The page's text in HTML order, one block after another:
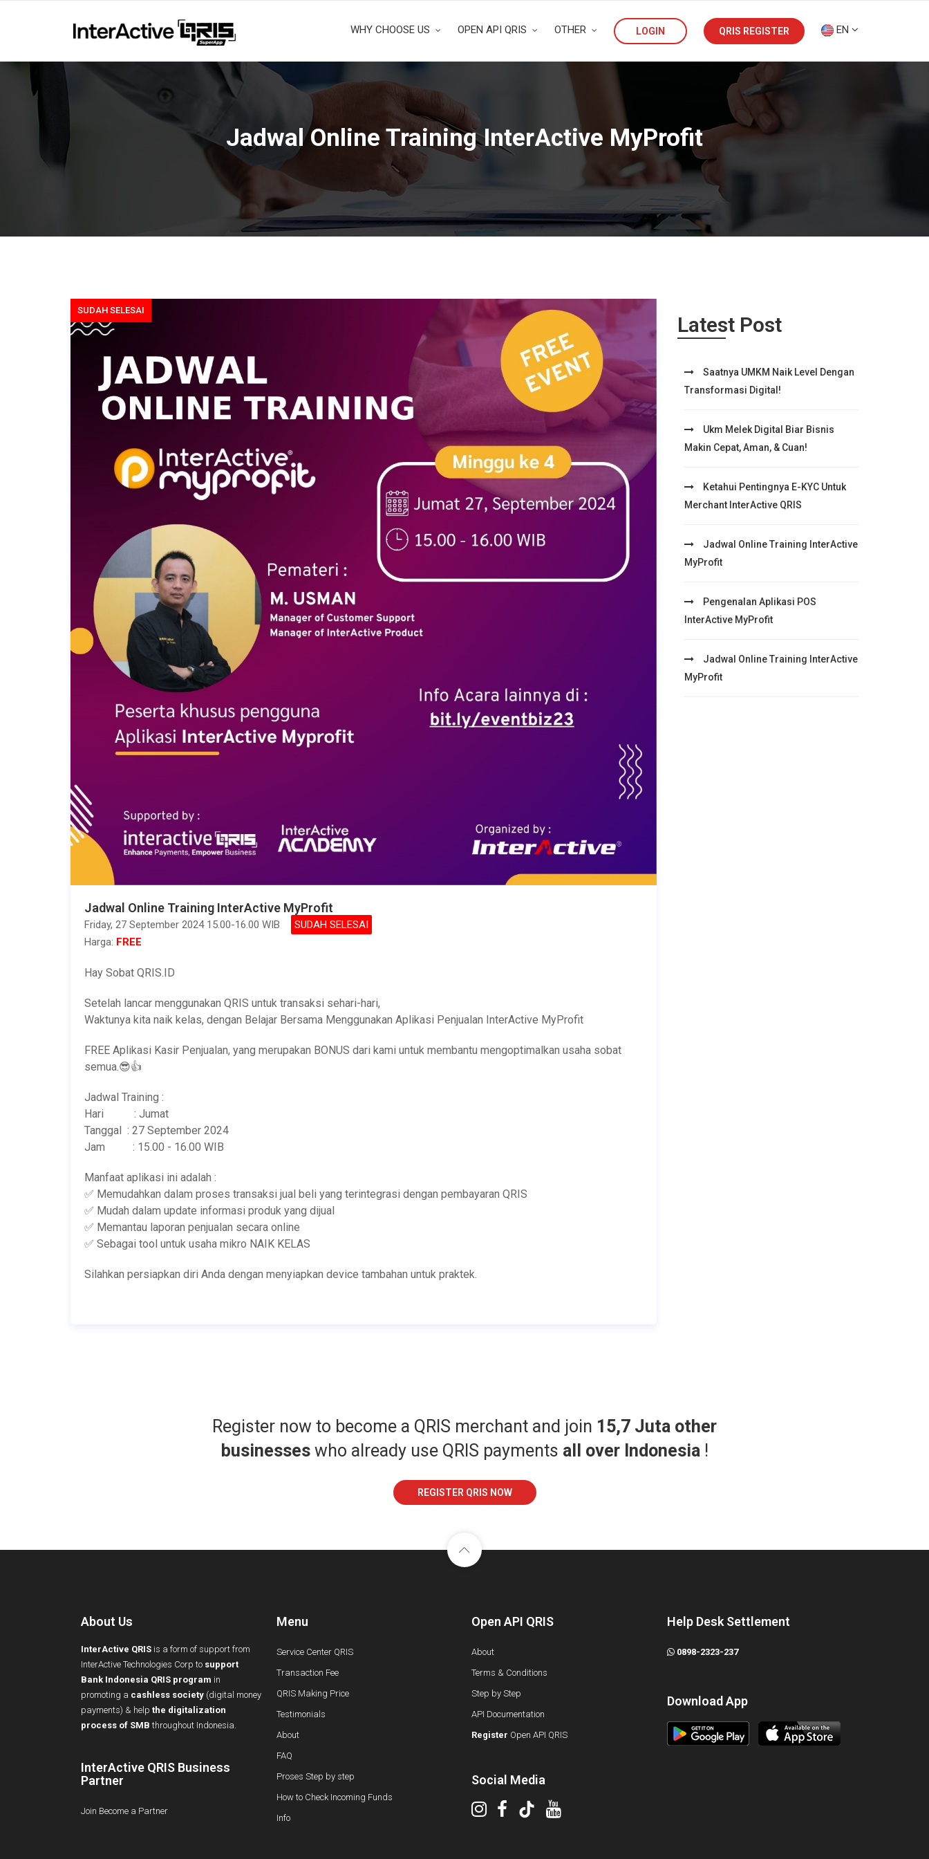
WHY CHOOSE US OPEN API QRIS OTHER LOGIN QRIS REGISTER EN
Jadwal Online Training InterActive MyProfit
SUDAH SELESAI
Jadwal Online Training InterActive MyProfit
Friday, 27 September 2024 15.00-16.00 WIB
SUDAH SELESAI
Harga: FREE
Hay Sobat QRIS.ID
Setelah lancar menggunakan QRIS untuk transaksi sehari-hari,
Waktunya kita naik kelas, dengan Belajar Bersama Menggunakan Aplikasi Penjualan InterActive MyProfit
FREE Aplikasi Kasir Penjualan, yang merupakan BONUS dari kami untuk membantu mengoptimalkan usaha sobat
semua.😎👍
Jadwal Training :
Hari : Jumat
Tanggal : 27 September 2024
Jam : 15.00 - 16.00 WIB
Manfaat aplikasi ini adalah :
✅ Memudahkan dalam proses transaksi jual beli yang terintegrasi dengan pembayaran QRIS
✅ Mudah dalam update informasi produk yang dijual
✅ Memantau laporan penjualan secara online
✅ Sebagai tool untuk usaha mikro NAIK KELAS
Silahkan persiapkan diri Anda dengan menyiapkan device tambahan untuk praktek.
Latest Post
Saatnya UMKM Naik Level Dengan
Transformasi Digital!
Ukm Melek Digital Biar Bisnis
Makin Cepat, Aman, & Cuan!
Ketahui Pentingnya E-KYC Untuk
Merchant InterActive QRIS
Jadwal Online Training InterActive
MyProfit
Pengenalan Aplikasi POS
InterActive MyProfit
Jadwal Online Training InterActive
MyProfit
Register now to become a QRIS merchant and join 15,7 Juta other
businesseswho already use QRIS payments all over Indonesia!
REGISTER QRIS NOW
About Us
InterActive QRIS is a form of support from
InterActive Technologies Corp to support
Bank Indonesia QRIS program in
promoting a cashless society (digital money
payments) & help the digitalization
process of SMB throughout Indonesia.
InterActive QRIS Business
Partner
Join Become a Partner
Menu
Service Center QRIS
Transaction Fee
QRIS Making Price
Testimonials
About
FAQ
Proses Step by step
How to Check Incoming Funds
Info
Open API QRIS
About
Terms & Conditions
Step by Step
API Documentation
Register Open API QRIS
Social Media
Help Desk Settlement
0898-2323-237
Download App